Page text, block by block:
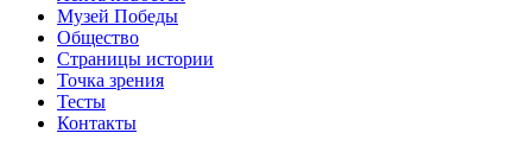
Музей Победы
Общество
Страницы истории
Точка зрения
Тесты
Контакты